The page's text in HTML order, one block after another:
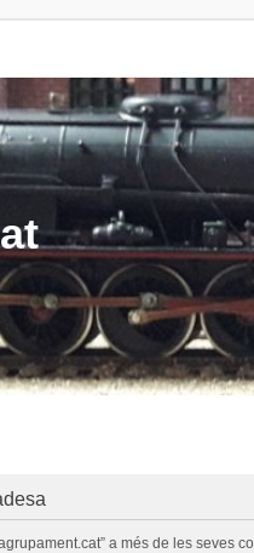
a més de les seves